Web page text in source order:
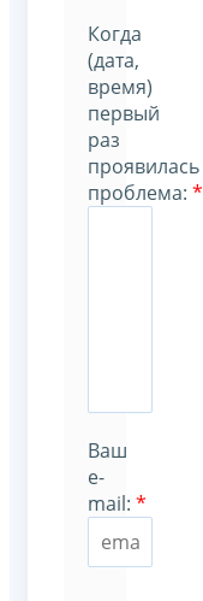
Когда
(дата,
время)
первый
раз
проявилась
проблема: *
Ваш
e-
mail: *